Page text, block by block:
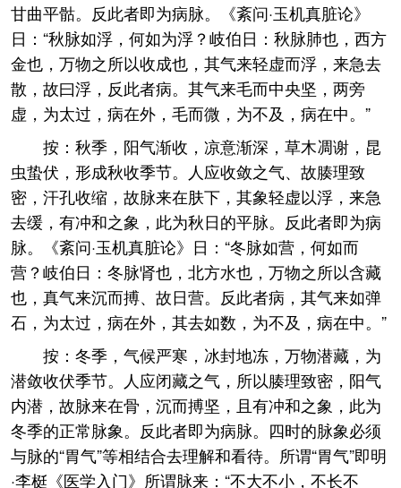
甘曲平骷。反此者即为病脉。《紊问·玉机真脏论》
日：“秋脉如浮，何如为浮？岐伯日：秋脉肺也，西方
金也，万物之所以收成也，其气来轻虚而浮，来急去
散，故曰浮，反此者病。其气来毛而中央坚，两旁
虚，为太过，病在外，毛而微，为不及，病在中。”
按：秋季，阳气渐收，凉意渐深，草木凋谢，昆
虫蛰伏，形成秋收季节。人应收敛之气、故腠理致
密，汗孔收缩，故脉来在肤下，其象轻虚以浮，来急
去缓，有冲和之象，此为秋日的平脉。反此者即为病
脉。《紊问·玉机真脏论》日：“冬脉如营，何如而
营？岐伯日：冬脉肾也，北方水也，万物之所以含藏
也，真气来沉而搏、故日营。反此者病，其气来如弹
石，为太过，病在外，其去如数，为不及，病在中。”
按：冬季，气候严寒，冰封地冻，万物潜藏，为
潜敛收伏季节。人应闭藏之气，所以腠理致密，阳气
内潜，故脉来在骨，沉而搏坚，且有冲和之象，此为
冬季的正常脉象。反此者即为病脉。四时的脉象必须
与脉的“胃气”等相结合去理解和看待。所谓“胃气”即明
·李梃《医学入门》所谓脉来：“不大不小，不长不